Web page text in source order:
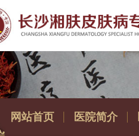
网站首页 医院简介